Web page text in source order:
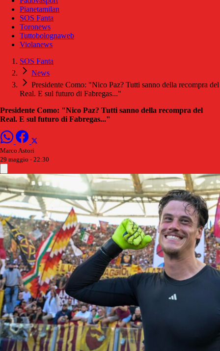
Pianetamilan
SOS Fanta
Toronews
Tuttobolognaweb
Violanews
SOS Fanta
News
Presidente Como: "Nico Paz? Tutti sanno della recompra del
Real. E sul futuro di Fabregas..."
Presidente Como: "Nico Paz? Tutti sanno della recompra del
Real. E sul futuro di Fabregas..."
Marco Astori
29 maggio - 22:30